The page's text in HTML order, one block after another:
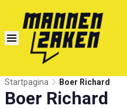
Startpagina Boer Richard
Boer Richard